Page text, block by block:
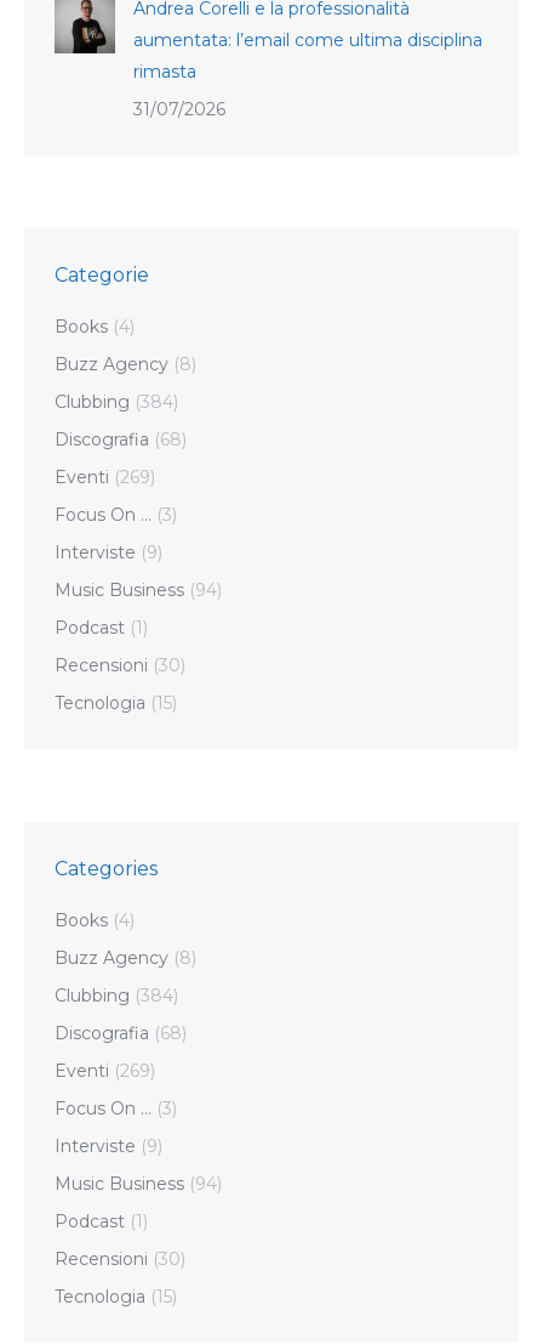
Andrea Corelli e la professionalità
aumentata: l’email come ultima disciplina
rimasta
31/07/2026
Categorie
Books (4)
Buzz Agency (8)
Clubbing (384)
Discografia (68)
Eventi (269)
Focus On … (3)
Interviste (9)
Music Business (94)
Podcast (1)
Recensioni (30)
Tecnologia (15)
Categories
Books (4)
Buzz Agency (8)
Clubbing (384)
Discografia (68)
Eventi (269)
Focus On … (3)
Interviste (9)
Music Business (94)
Podcast (1)
Recensioni (30)
Tecnologia (15)